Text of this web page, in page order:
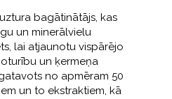
bagātinātājs, kas
un minerālvielu
lai atjaunotu vispārējo
un ķermeņa
no apmēram 50
un to ekstraktiem, kā